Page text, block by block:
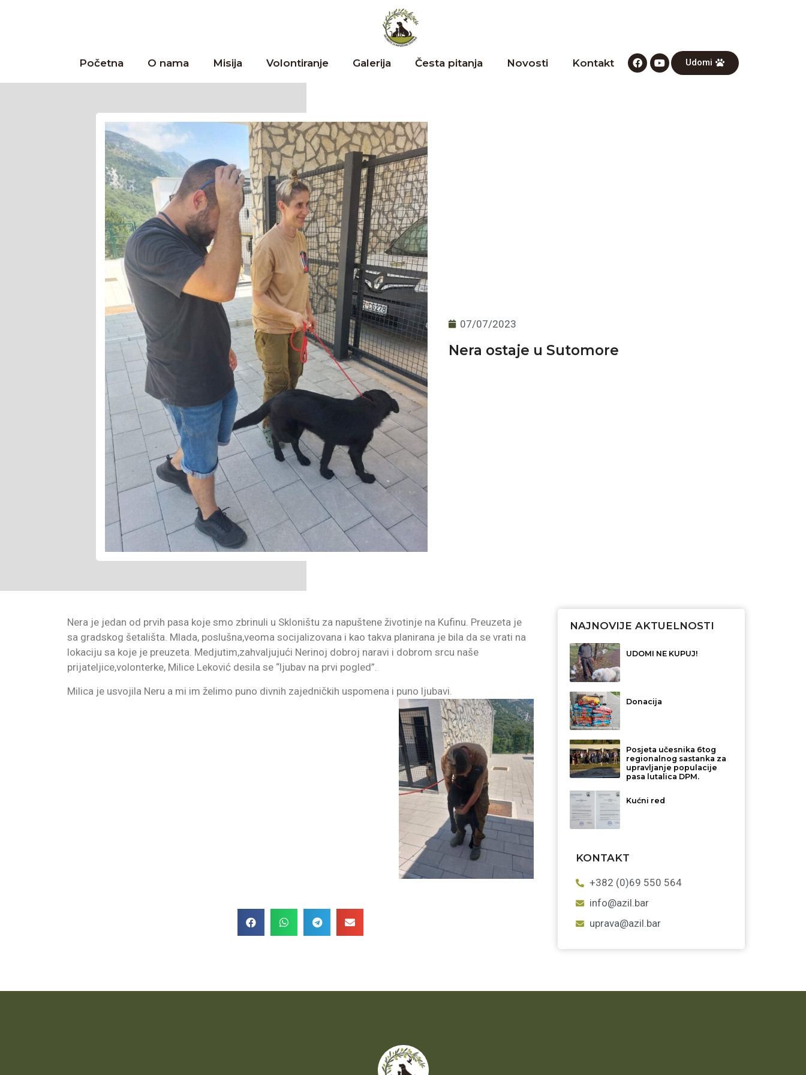
Početna O nama Misija Volontiranje Galerija Česta pitanja Novosti Kontakt Udomi
07/07/2023
Nera ostaje u Sutomore
Nera je jedan od prvih pasa koje smo zbrinuli u Skloništu za napuštene životinje na Kufinu. Preuzeta je
sa gradskog šetališta. Mlada, poslušna,veoma socijalizovana i kao takva planirana je bila da se vrati na
lokaciju sa koje je preuzeta. Medjutim,zahvaljujući Nerinoj dobroj naravi i dobrom srcu naše
prijateljice,volonterke, Milice Leković desila se “ljubav na prvi pogled”.
Milica je usvojila Neru a mi im želimo puno divnih zajedničkih uspomena i puno ljubavi.
NAJNOVIJE AKTUELNOSTI
UDOMI NE KUPUJ!
Donacija
Posjeta učesnika 6tog
regionalnog sastanka za
upravljanje populacije
pasa lutalica DPM.
Kućni red
KONTAKT
+382 (0)69 550 564
info@azil.bar
uprava@azil.bar